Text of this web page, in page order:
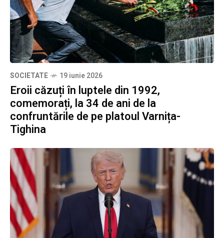
SOCIETATE 19 iunie 2026
Eroii căzuți în luptele din 1992,
comemorați, la 34 de ani de la
confruntările de pe platoul Varnița-
Tighina